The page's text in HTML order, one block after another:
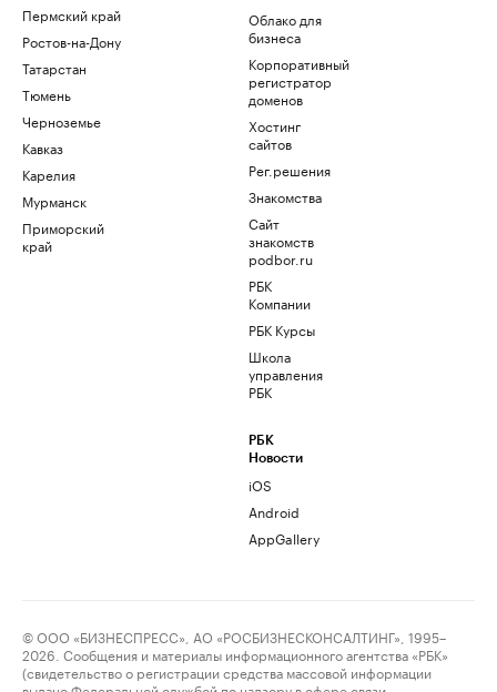
Пермский край
Ростов-на-Дону
Татарстан
Тюмень
Черноземье
Кавказ
Карелия
Мурманск
Приморский
край
Облако для
бизнеса
Корпоративный
регистратор
доменов
Хостинг
сайтов
Рег.решения
Знакомства
Сайт
знакомств
podbor.ru
РБК
Компании
РБК Курсы
Школа
управления
РБК
РБК
Новости
iOS
Android
AppGallery
© ООО «БИЗНЕСПРЕСС», АО «РОСБИЗНЕСКОНСАЛТИНГ», 1995–
2026. Сообщения и материалы информационного агентства «РБК»
(свидетельство о регистрации средства массовой информации